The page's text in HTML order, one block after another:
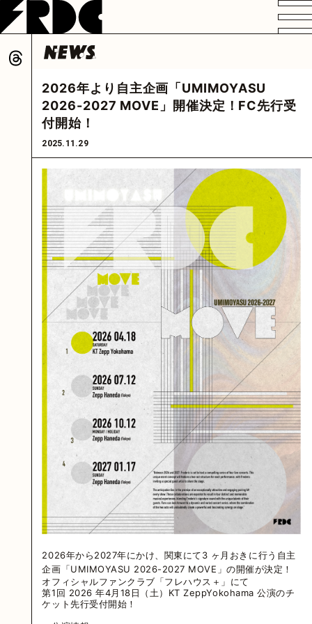
VIDEO
DISCOGRAPHY
GOODS FAN CLUB
HOME
2026年より⾃主企画「UMIMOYASU
2026-2027 MOVE」開催決定！FC先行受
付開始！
2025.11.29
2026年から2027年にかけ、関東にて3 ヶ⽉おきに行う⾃主
企画「UMIMOYASU 2026-2027 MOVE」の開催が決定！
オフィシャルファンクラブ「フレハウス＋」にて
第1回 2026 年4⽉18⽇（⼟）KT ZeppYokohama 公演のチ
ケット先行受付開始！